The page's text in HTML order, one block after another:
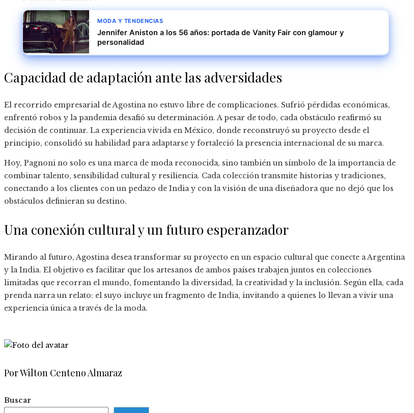
MODA Y TENDENCIAS
Jennifer Aniston a los 56 años: portada de Vanity Fair con glamour y
personalidad
Capacidad de adaptación ante las adversidades
El recorrido empresarial de Agostina no estuvo libre de complicaciones. Sufrió pérdidas económicas,
enfrentó robos y la pandemia desafió su determinación. A pesar de todo, cada obstáculo reafirmó su
decisión de continuar. La experiencia vivida en México, donde reconstruyó su proyecto desde el
principio, consolidó su habilidad para adaptarse y fortaleció la presencia internacional de su marca.
Hoy, Pagnoni no solo es una marca de moda reconocida, sino también un símbolo de la importancia de
combinar talento, sensibilidad cultural y resiliencia. Cada colección transmite historias y tradiciones,
conectando a los clientes con un pedazo de India y con la visión de una diseñadora que no dejó que los
obstáculos definieran su destino.
Una conexión cultural y un futuro esperanzador
Mirando al futuro, Agostina desea transformar su proyecto en un espacio cultural que conecte a Argentina
y la India. El objetivo es facilitar que los artesanos de ambos países trabajen juntos en colecciones
limitadas que recorran el mundo, fomentando la diversidad, la creatividad y la inclusión. Según ella, cada
prenda narra un relato: el suyo incluye un fragmento de India, invitando a quienes lo llevan a vivir una
experiencia única a través de la moda.
Por Wilton Centeno Almaraz
Buscar